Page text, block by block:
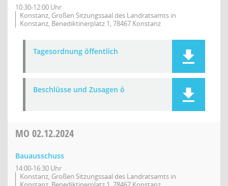
10:30-12:00 Uhr
Konstanz, Großen Sitzungssaal des Landratsamts in
Konstanz, Benediktinerplatz 1, 78467 Konstanz
Tagesordnung öffentlich
Beschlüsse und Zusagen ö
MO 02.12.2024
Bauausschuss
14:00-16:30 Uhr
Konstanz, Großen Sitzungssaal des Landratsamts in